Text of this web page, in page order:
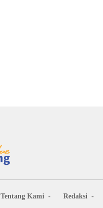
Tentang Kami Redaksi